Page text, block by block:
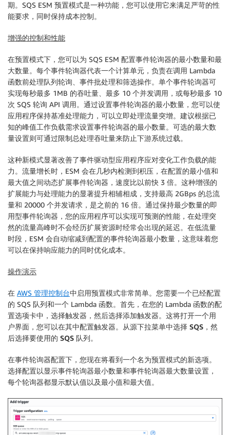
期。SQS ESM 预置模式是一种功能，您可以使用它来满足严苛的性
能要求，同时保持成本控制。
增强的控制和性能
在预置模式下，您可以为 SQS ESM 配置事件轮询器的最小数量和最
大数量。每个事件轮询器代表一个计算单元，负责在调用 Lambda
函数前处理队列轮询、事件批处理和筛选操作。单个事件轮询器可
实现每秒最多 1MB 的吞吐量、最多 10 个并发调用，或每秒最多 10
次 SQS 轮询 API 调用。通过设置事件轮询器的最小数量，您可以使
应用程序保持基准处理能力，可以立即处理流量突增。建议根据已
知的峰值工作负载需求设置事件轮询器的最小数量。可选的最大数
量设置则可通过限制总处理吞吐量来防止下游系统过载。
这种新模式显著改善了事件驱动型应用程序应对变化工作负载的能
力。流量增长时，ESM 会在几秒内检测到积压，在配置的最小值和
最大值之间动态扩展事件轮询器，速度比以前快 3 倍。这种增强的
扩展能力与处理能力的显著提升相辅相成，支持最高 2GBps 的总流
量和 20000 个并发请求，是之前的 16 倍。通过保持最少数量的即
用型事件轮询器，您的应用程序可以实现可预测的性能，在处理突
然的流量高峰时不会经历扩展资源时经常会出现的延迟。在低流量
时段，ESM 会自动缩减到配置的事件轮询器最小数量，这意味着您
可以在保持响应能力的同时优化成本。
操作演示
在 AWS 管理控制台中启用预置模式非常简单。您需要一个已经配置
的 SQS 队列和一个 Lambda 函数。首先，在您的 Lambda 函数的配
置选项卡中，选择触发器 ，然后选择添加触发器。这将打开一个用
户界面，您可以在其中配置触发器。从源下拉菜单中选择 SQS ，然
后选择要使用的 SQS 队列。
在事件轮询器配置下，您现在将看到一个名为预置模式的新选项。
选择配置以显示事件轮询器最小数量和事件轮询器最大数量设置，
每个轮询器都显示默认值以及最小值和最大值。